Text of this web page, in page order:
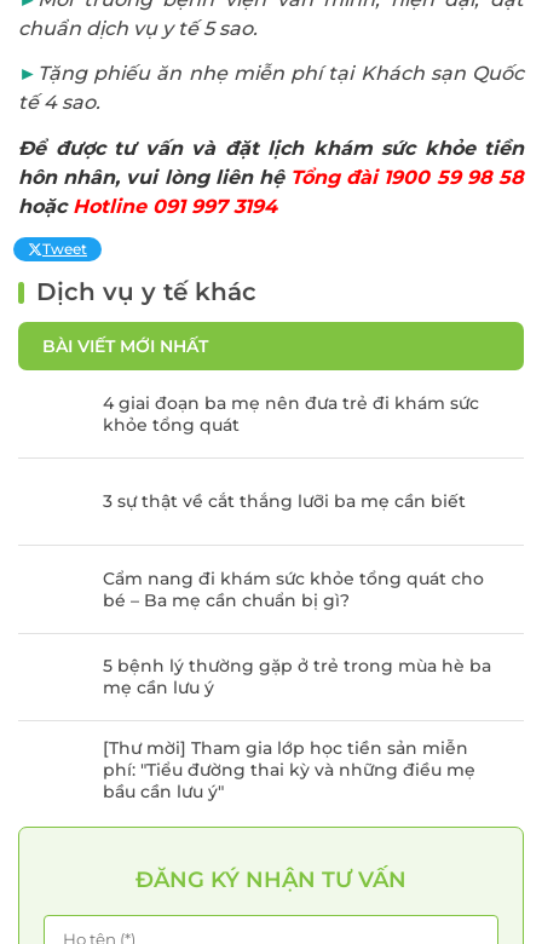
chuẩn dịch vụ y tế 5 sao.
► Tặng phiếu ăn nhẹ miễn phí tại Khách sạn Quốc
tế 4 sao.
Để được tư vấn và đặt lịch khám sức khỏe tiền
hôn nhân, vui lòng liên hệ Tổng đài 1900 59 98 58
hoặc Hotline 091 997 3194
Tweet
Dịch vụ y tế khác
BÀI VIẾT MỚI NHẤT
4 giai đoạn ba mẹ nên đưa trẻ đi khám sức
khỏe tổng quát
3 sự thật về cắt thắng lưỡi ba mẹ cần biết
Cẩm nang đi khám sức khỏe tổng quát cho
bé – Ba mẹ cần chuẩn bị gì?
5 bệnh lý thường gặp ở trẻ trong mùa hè ba
mẹ cần lưu ý
[Thư mời] Tham gia lớp học tiền sản miễn
phí: "Tiểu đường thai kỳ và những điều mẹ
bầu cần lưu ý"
ĐĂNG KÝ NHẬN TƯ VẤN